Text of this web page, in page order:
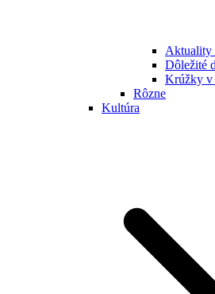
Aktuality
Dôležité
Krúžky v
Rôzne
Kultúra